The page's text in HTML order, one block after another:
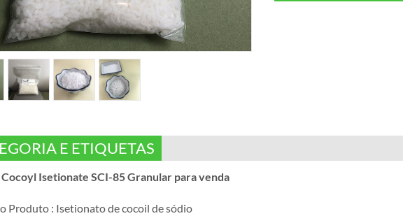
E ETIQUETAS
Isetionate SCI-85 Granular para venda
Produto : Isetionato de cocoil de sódio